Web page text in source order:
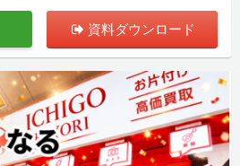
資料ダウンロード